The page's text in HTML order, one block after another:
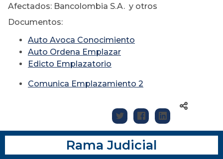
Afectados: Bancolombia S.A. y otros
Documentos:
Auto Avoca Conocimiento
Auto Ordena Emplazar
Edicto Emplazatorio
Comunica Emplazamiento 2
Rama Judicial